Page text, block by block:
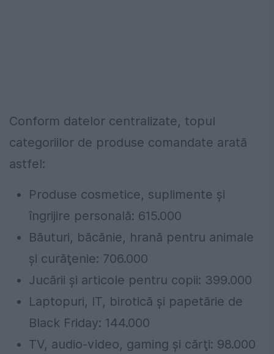
Conform datelor centralizate, topul
categoriilor de produse comandate arată
astfel:
Produse cosmetice, suplimente şi
îngrijire personală: 615.000
Băuturi, băcănie, hrană pentru animale
şi curăţenie: 706.000
Jucării şi articole pentru copii: 399.000
Laptopuri, IT, birotică şi papetărie de
Black Friday: 144.000
TV, audio-video, gaming şi cărţi: 98.000